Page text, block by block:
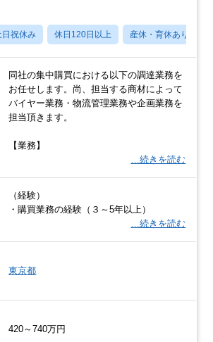
日祝休み 休日120日以上 産休・育休あり
同社の集中購買における以下の調達業務を
お任せします。尚、担当する商材によって
バイヤー業務・物流管理業務や企画業務を
担当頂きます。
【業務】
…続きを読む
（経験）
・購買業務の経験（３～5年以上）
…続きを読む
東京都
420～740万円